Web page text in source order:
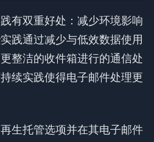
有双重好处：减少环境影响
践通过减少与低效数据使用
整洁的收件箱进行的通信处
续实践使得电子邮件处理更
生托管选项并在其电子邮件